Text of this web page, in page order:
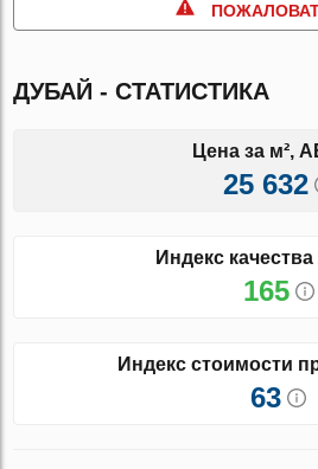
ДУБАЙ - СТАТИСТИКА
Цена за м²,
25 632
Индекс
165
Индекс стоимости
63